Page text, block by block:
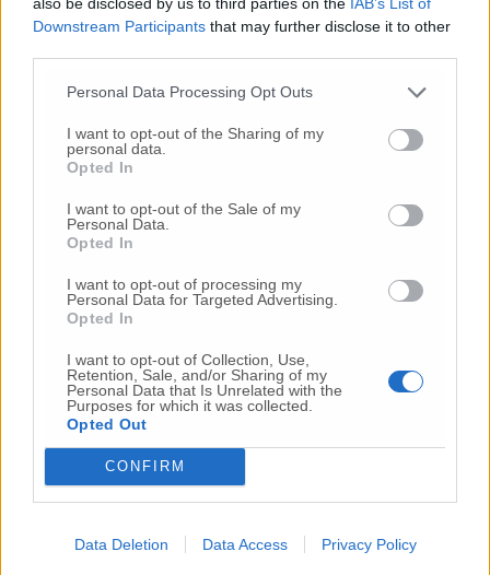
Downstream Participants that may further disclose it to other
Personal Data Processing Opt Outs
I want to opt-out of the Sharing of my
personal data.
Opted In
I want to opt-out of the Sale of my
Personal Data.
Opted In
I want to opt-out of processing my
Personal Data for Targeted Advertising.
Opted In
I want to opt-out of Collection, Use,
Retention, Sale, and/or Sharing of my
Personal Data that Is Unrelated with the
Purposes for which it was collected.
Opted Out
CONFIRM
Data Deletion Data Access Privacy Policy
Settore idrico dell’Ato 3, lavoratori in sciopero: la
© RIPRODUZIONE RISERVATA
Vai alla home
Commenti
Nessun commento presente